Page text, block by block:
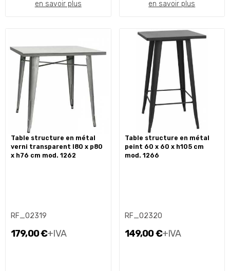
en savoir plus en savoir plus
table structure en métal
verni transparent l80 x p80
x h76 cm mod. 1262
RF_02319
179,00 €+IVA
table structure en métal
peint 60 x 60 x h105 cm
mod. 1266
RF_02320
149,00 €+IVA